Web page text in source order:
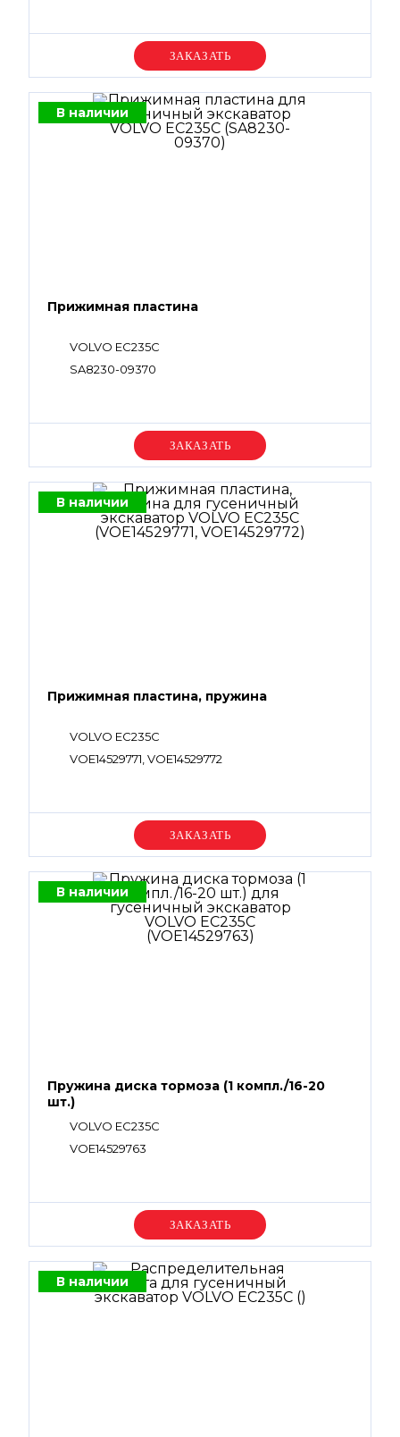
Уточняйте цену
В наличии
Прижимная пластина
VOLVO EC235C
SA8230-09370
Уточняйте цену
В наличии
Прижимная пластина, пружина
VOLVO EC235C
VOE14529771, VOE14529772
Уточняйте цену
В наличии
Пружина диска тормоза (1 компл./16-20
шт.)
VOLVO EC235C
VOE14529763
Уточняйте цену
В наличии